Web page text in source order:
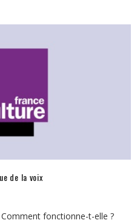
de la voix
Comment fonctionne-t-elle ?